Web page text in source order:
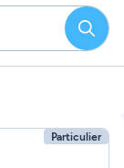
Particulier